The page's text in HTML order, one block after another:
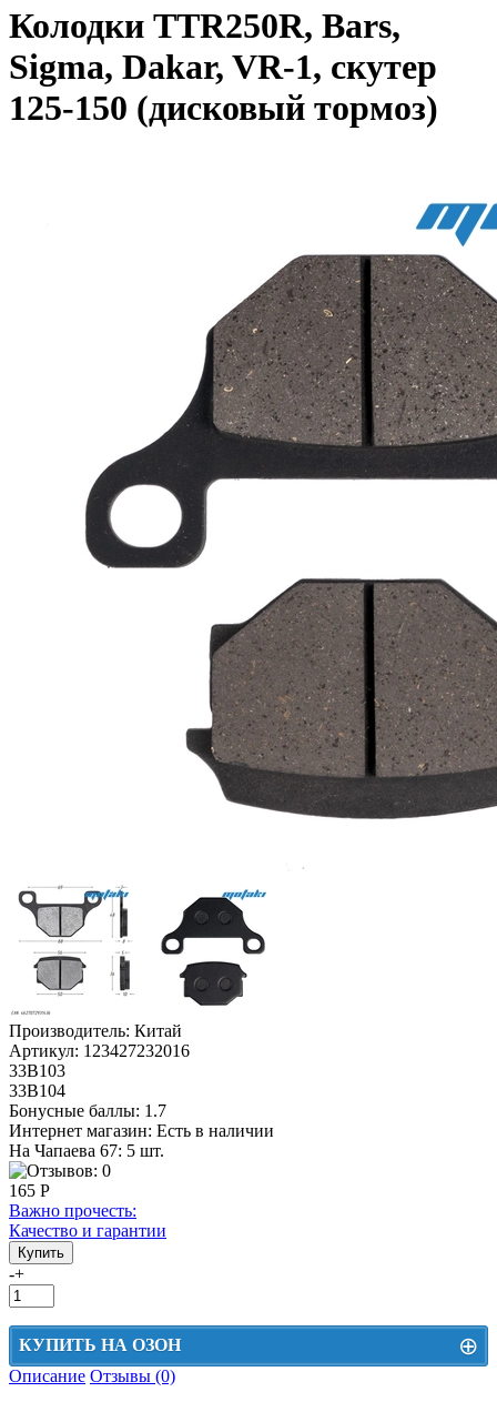
Колодки TTR250R, Bars,
Sigma, Dakar, VR-1, скутер
125-150 (дисковый тормоз)
Производитель: Китай
Артикул: 123427232016
33В103
33В104
Бонусные баллы: 1.7
Интернет магазин: Есть в наличии
На Чапаева 67: 5 шт.
165 Р
Важно прочесть:
Качество и гарантии
-+
КУПИТЬ НА ОЗОН ⊕
Цена на Озон включает доставку, упаковку и комиссии маркетплейса
Описание Отзывы (0)